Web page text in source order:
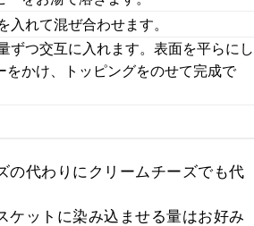
入れて混ぜ合わせます。
ずつ交互に入れます。表面を平らにし
をかけ、トッピングをのせて完成で
の代わりにクリームチーズでも代
ケットに染み込ませる量はお好み